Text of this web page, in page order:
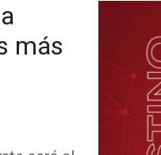
más